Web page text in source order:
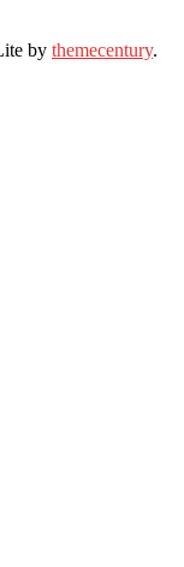
by themecentury.